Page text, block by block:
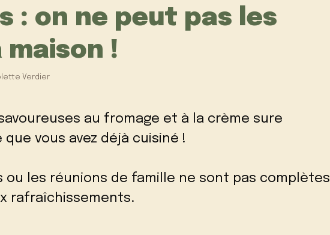
: on ne peut pas les
!
Verdier
au fromage et à la crème sure
vous avez déjà cuisiné !
ou les réunions de famille ne sont pas complètes
rafraîchissements.